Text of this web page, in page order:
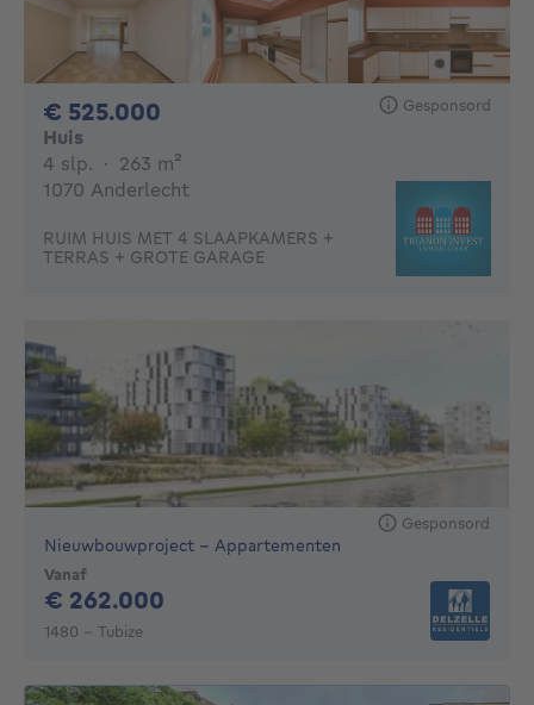
€ 525.000 Gesponsord
Huis
4 slp. 4 slaapkamers
· 263 m²
1070 Anderlecht
RUIM HUIS MET 4 SLAAPKAMERS +
TERRAS + GROTE GARAGE
Gesponsord
Nieuwbouwproject - Appartementen
Vanaf
€ 262.000
1480 - Tubize